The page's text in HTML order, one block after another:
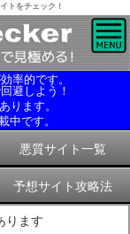
トをチェック！
率的です。
避しよう！
ります。
中です。
悪質サイト一覧
予想サイト攻略法
ります